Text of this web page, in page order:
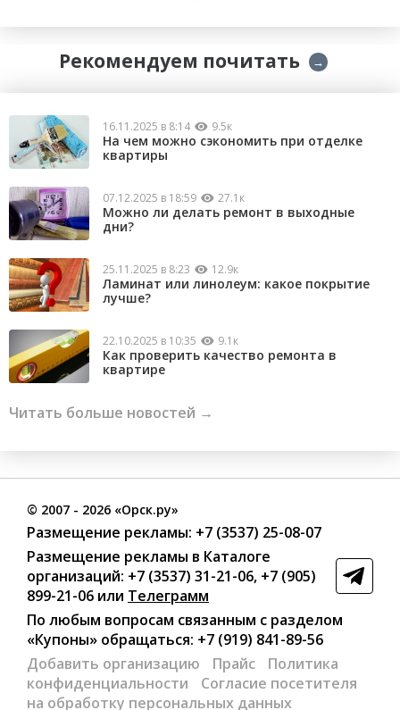
Рекомендуем почитать →
16.11.2025 в 8:14 9.5к
На чем можно сэкономить при отделке
квартиры
07.12.2025 в 18:59 27.1к
Можно ли делать ремонт в выходные
дни?
25.11.2025 в 8:23 12.9к
Ламинат или линолеум: какое покрытие
лучше?
22.10.2025 в 10:35 9.1к
Как проверить качество ремонта в
квартире
Читать больше новостей →
© 2007 - 2026 «Орск.ру»
Размещение рекламы: +7 (3537) 25-08-07
Размещение рекламы в Каталоге
организаций: +7 (3537) 31-21-06, +7 (905)
899-21-06 или Телеграмм
По любым вопросам связанным с разделом
«Купоны» обращаться: +7 (919) 841-89-56
Добавить организацию
Прайс
Политика
конфиденциальности
Согласие посетителя
на обработку персональных данных